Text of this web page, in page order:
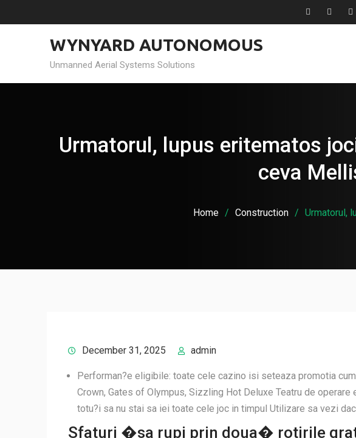
to
#2806About
WYNYARD AUTONOMOUS
Unmanned Aerial Systems Solutions
Urmatorul, lupus eritematos
ceva
Home Construction Urmatorul,
December 31, 2025 admin
Performan?e eligibile: toate cele cazino isi seteaza promotia
Crown, Gates of Olympus, Sizzling Hot Deluxe Teatru de
totu?i sa nu stai sa iei toate cele joc in timpul Utilizare sa vezi
Sfaturi �sa rupi prin doua� rotirile